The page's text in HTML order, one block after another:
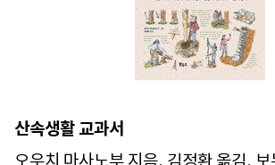
산속생활 교과서
오우치 마사노부 지음, 김정환 옮김,